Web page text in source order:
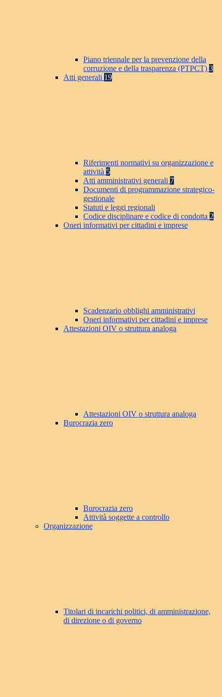
Piano triennale per la prevenzione della
corruzione e della trasparenza (PTPCT) 3
Atti generali 19
Riferimenti normativi su organizzazione e
attività 5
Atti amministrativi generali 7
Documenti di programmazione strategico-
gestionale
Statuti e leggi regionali
Codice disciplinare e codice di condotta 2
Oneri informativi per cittadini e imprese
Scadenzario obblighi amministrativi
Oneri informativi per cittadini e imprese
Attestazioni OIV o struttura analoga
Attestazioni OIV o struttura analoga
Burocrazia zero
Burocrazia zero
Attività soggette a controllo
Organizzazione
Titolari di incarichi politici, di amministrazione,
di direzione o di governo